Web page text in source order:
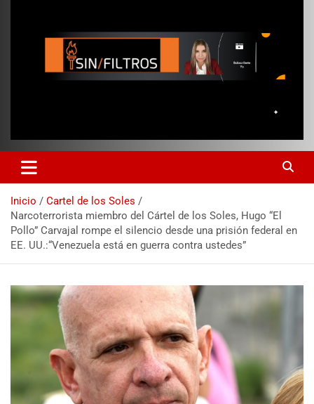
Inicio
Cartel de los Soles
Narcoterrorista miembro del Cártel de los Soles, Hugo “El
Pollo” Carvajal rompe el silencio desde una prisión federal en
EE. UU.:“Venezuela está en guerra contra ustedes”